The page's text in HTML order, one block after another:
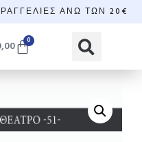
ΆΝΩ ΤΩΝ 20€
0